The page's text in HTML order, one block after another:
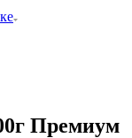
Премиум